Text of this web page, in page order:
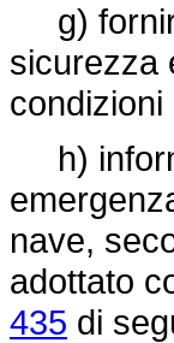
g)
sicurezza
condizioni
h)
nave,
adottato
435 di